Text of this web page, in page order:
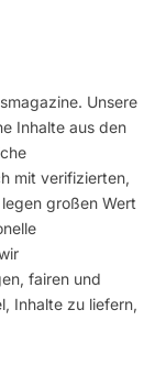
Unsere
Inhalte aus den
mit verifizierten,
großen Wert
fairen und
Inhalte zu liefern,